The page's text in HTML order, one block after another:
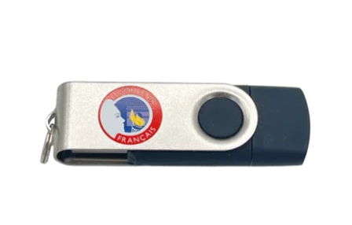
AJOUTER AU PANIER
DÉTAILS